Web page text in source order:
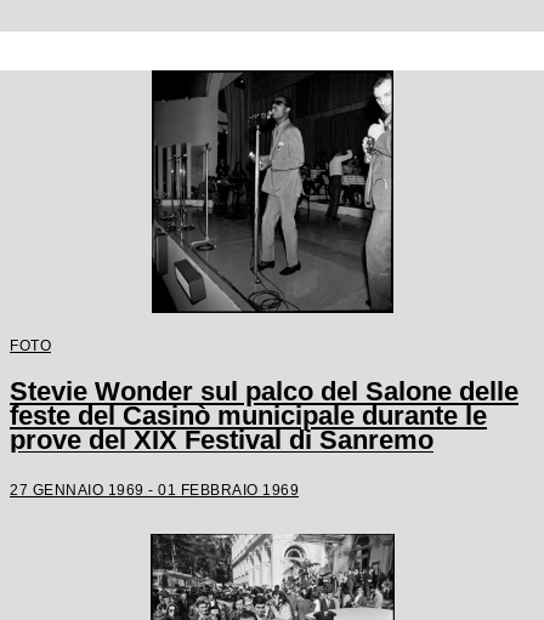
FOTO
Stevie Wonder sul palco del Salone delle
feste del Casinò municipale durante le
prove del XIX Festival di Sanremo
27 GENNAIO 1969 - 01 FEBBRAIO 1969